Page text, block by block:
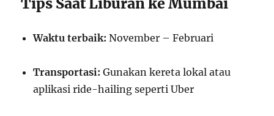
Waktu terbaik: November – Februari
Transportasi: Gunakan kereta lokal atau
aplikasi ride-hailing seperti Uber